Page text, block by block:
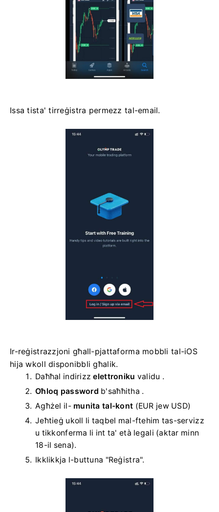
Issa tista' tirreġistra permezz tal-email.
Ir-reġistrazzjoni għall-pjattaforma mobbli tal-iOS
hija wkoll disponibbli għalik.
Daħħal indirizzelettroniku validu .
Oħloq password b'saħħitha .
Agħżel il- munita tal-kont (EUR jew USD)
Jeħtieġ ukoll li taqbel mal-ftehim tas-servizz
u tikkonferma li int ta' età legali (aktar minn
18-il sena).
Ikklikkja l-buttuna "Reġistra".